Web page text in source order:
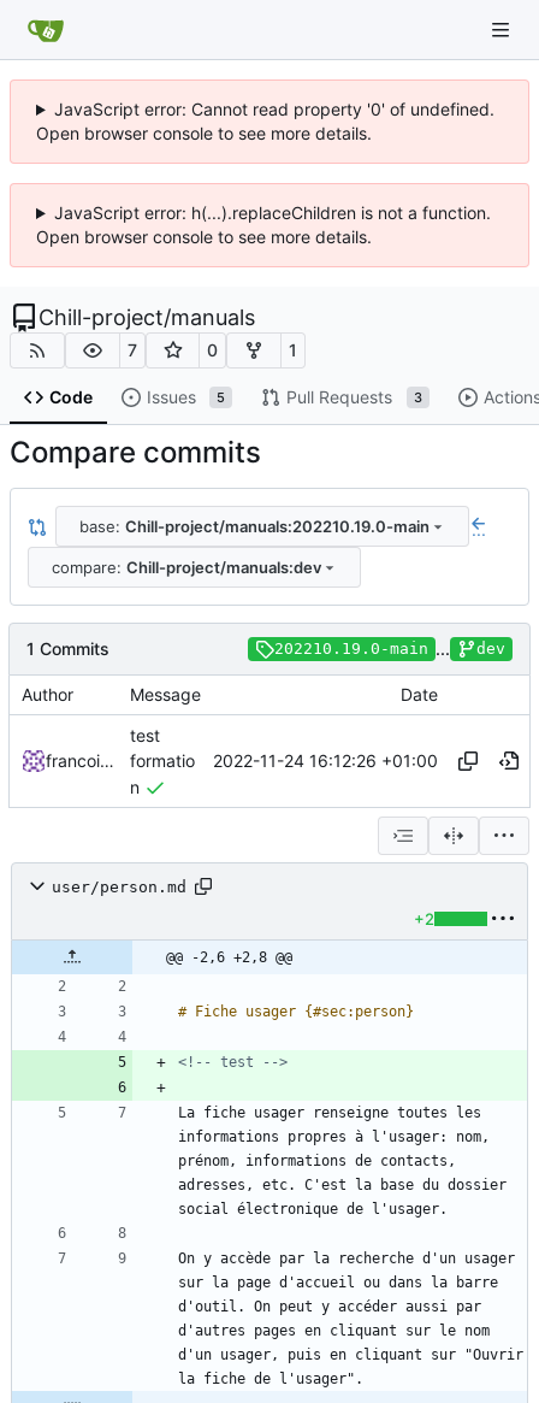
JavaScript error: Cannot read property '0' of undefined.
Open browser console to see more details.
JavaScript error: h(...).replaceChildren is not a function.
Open browser console to see more details.
Chill-project/manuals
7 0 1
Code Issues 5 Pull Requests 3
Compare commits
base: Chill-project/manuals:202210.19.0-main ...
compare: Chill-project/manuals:dev
1 Commits 202210.19.0-main ... dev
Author Message Date
francoisponcin
test
formatio
n
2022-11-24 16:12:26 +01:00
user/person.md
+2
@@ -2,6 +2,8 @@
<!-- test -->
La fiche usager renseigne toutes les
informations propres à l'usager: nom,
prénom, informations de contacts,
adresses, etc. C'est la base du dossier
On y accède par la recherche d'un usager
sur la page d'accueil ou dans la barre
d'outil. On peut y accéder aussi par
d'autres pages en cliquant sur le nom
d'un usager, puis en cliquant sur "Ouvrir